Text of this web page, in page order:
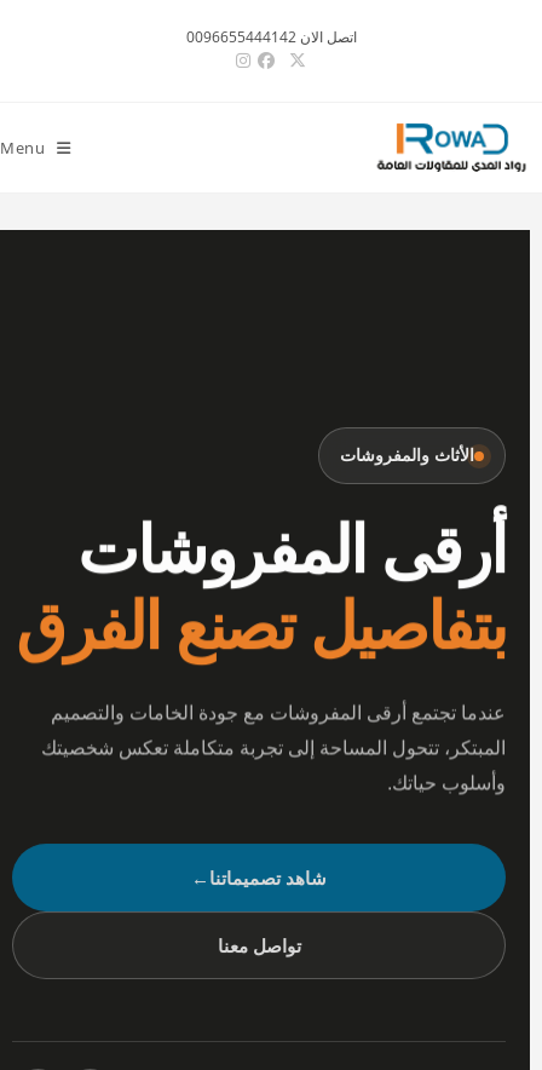
اتصل الان 0096655444142
Menu
الأثاث والمفروشات
أرقى المفروشات
بتفاصيل تصنع الفرق
عندما تجتمع أرقى المفروشات مع جودة الخامات والتصميم
المبتكر، تتحول المساحة إلى تجربة متكاملة تعكس شخصيتك
وأسلوب حياتك.
شاهد تصميماتنا←
تواصل معنا